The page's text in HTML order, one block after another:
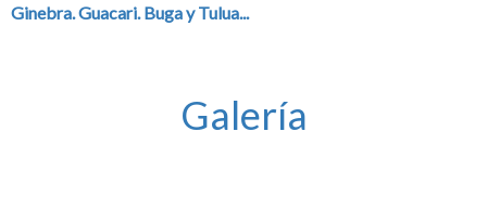
Ginebra. Guacari. Buga y Tulua...
Galería